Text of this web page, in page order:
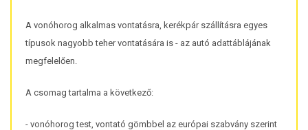
A vonóhorog alkalmas vontatásra, kerékpár szállításra egyes
típusok nagyobb teher vontatására is - az autó adattáblájának
megfelelően.
A csomag tartalma a következő:
- vonóhorog test, vontató gömbbel az európai szabvány szerint